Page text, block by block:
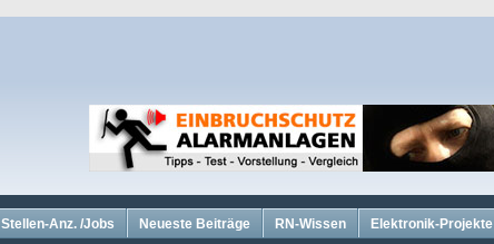
Stellen-Anz. /Jobs Neueste Beiträge RN-Wissen Elektronik-Projekte